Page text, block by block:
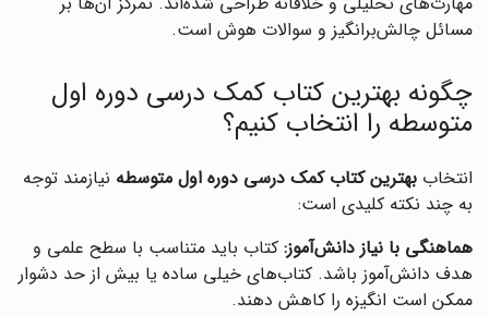
مهارت‌های تحلیلی و خلاقانه طراحی شده‌اند. تمرکز آن‌ها بر
مسائل چالش‌برانگیز و سوالات هوش است.
چگونه بهترین کتاب کمک درسی دوره اول
متوسطه را انتخاب کنیم؟
انتخاب بهترین کتاب کمک درسی دوره اول متوسطه نیازمند توجه
به چند نکته کلیدی است:
هماهنگی با نیاز دانش‌آموز: کتاب باید متناسب با سطح علمی و
هدف دانش‌آموز باشد. کتاب‌های خیلی ساده یا بیش از حد دشوار
ممکن است انگیزه را کاهش دهند.